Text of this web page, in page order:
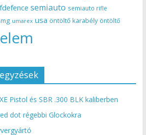
semiauto semiauto rifle
umarex usa öntöltő karabély öntöltő
Pistol és SBR .300 BLK kaliberben
dot régebbi Glockokra